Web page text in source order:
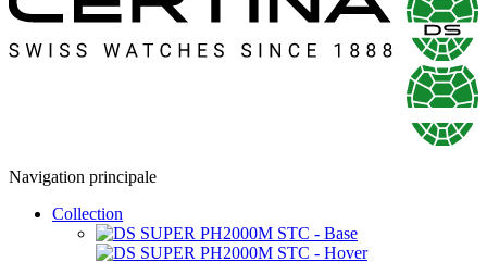
Navigation principale
Collection